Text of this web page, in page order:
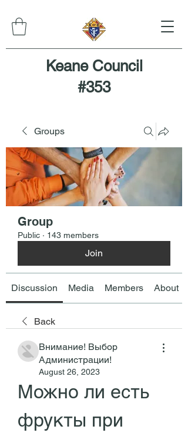
Keane Council
#353
Groups
Group
Public · 143 members
Join
Discussion Media Members About
Back
Внимание! Выбор
Администрации!
August 26, 2023
Можно ли есть
фрукты при